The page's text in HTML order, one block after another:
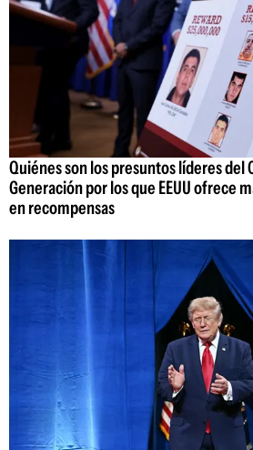
Quiénes son los presuntos líderes del
Generación por los que EEUU ofrece
en recompensas